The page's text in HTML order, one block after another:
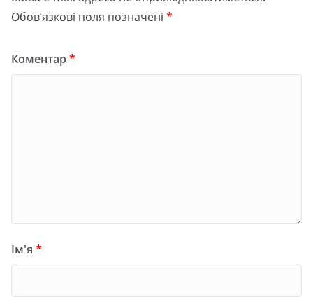
Обов’язкові поля позначені *
Коментар *
Ім'я *